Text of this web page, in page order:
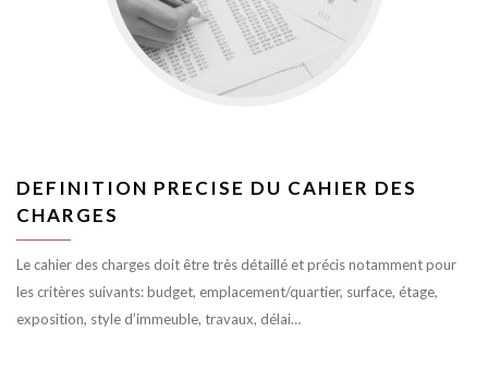
DEFINITION PRECISE DU CAHIER DES
CHARGES
Le cahier des charges doit être très détaillé et précis notamment pour
les critères suivants: budget, emplacement/quartier, surface, étage,
exposition, style d’immeuble, travaux, délai…